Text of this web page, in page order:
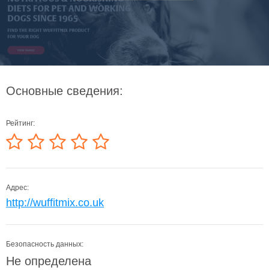
Основные сведения:
Рейтинг:
Адрес:
http://wuffitmix.co.uk
Безопасность данных:
Не определена